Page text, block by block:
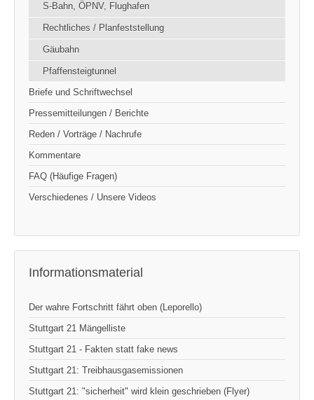
S-Bahn, ÖPNV, Flughafen
Rechtliches / Planfeststellung
Gäubahn
Pfaffensteigtunnel
Briefe und Schriftwechsel
Pressemitteilungen / Berichte
Reden / Vorträge / Nachrufe
Kommentare
FAQ (Häufige Fragen)
Verschiedenes / Unsere Videos
Informationsmaterial
Der wahre Fortschritt fährt oben (Leporello)
Stuttgart 21 Mängelliste
Stuttgart 21 - Fakten statt fake news
Stuttgart 21: Treibhausgasemissionen
Stuttgart 21: "sicherheit" wird klein geschrieben (Flyer)